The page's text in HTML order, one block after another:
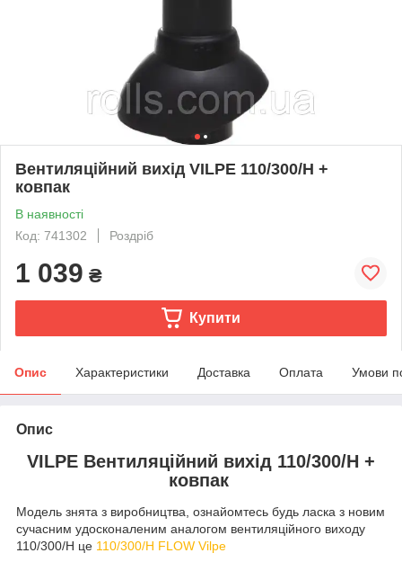
Вентиляційний вихід VILPE 110/300/Н +
ковпак
В наявності
Код: 741302
Роздріб
1 039 ₴
Купити
Опис Характеристики Доставка Оплата Умови
Опис
VILPE Вентиляційний вихід 110/300/Н +
ковпак
Модель знята з виробництва, ознайомтесь будь ласка з новим
сучасним удосконаленим аналогом вентиляційного виходу
110/300/Н це 110/300/Н FLOW Vilpe